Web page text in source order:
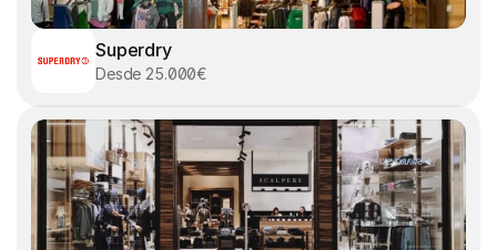
Superdry
Desde 25.000€